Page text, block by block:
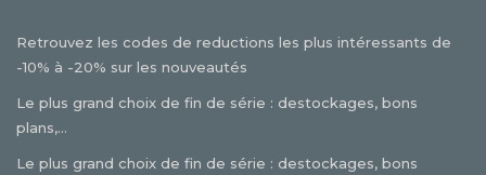
Retrouvez les codes de reductions les plus intéressants de
-10% à -20% sur les nouveautés
Le plus grand choix de fin de série : destockages, bons
plans,...
Le plus grand choix de fin de série : destockages, bons